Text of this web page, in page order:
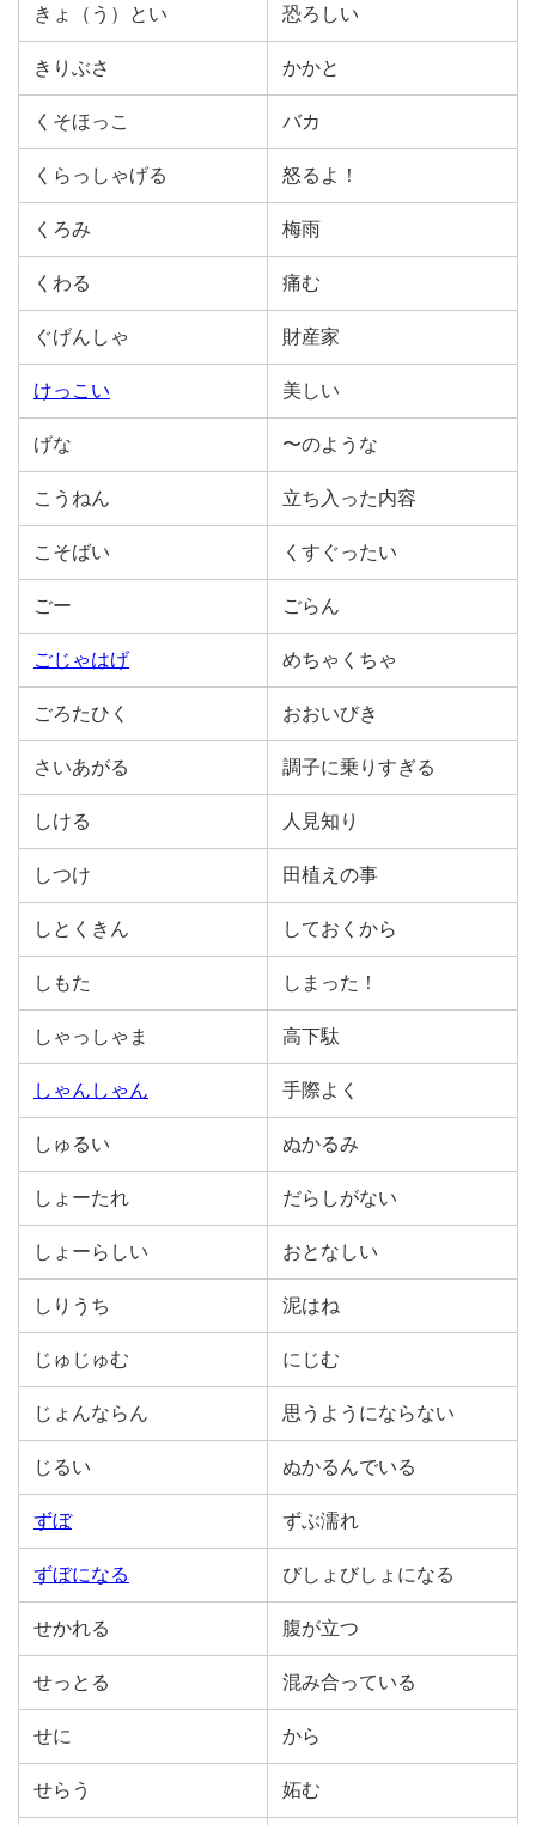
きょ（う）とい 恐ろしい
きりぶさ かかと
くそほっこ バカ
くらっしゃげる 怒るよ！
くろみ 梅雨
くわる 痛む
ぐげんしゃ 財産家
けっこい 美しい
げな 〜のような
こうねん 立ち入った内容
こそばい くすぐったい
ごー ごらん
ごじゃはげ めちゃくちゃ
ごろたひく おおいびき
さいあがる 調子に乗りすぎる
しける 人見知り
しつけ 田植えの事
しとくきん しておくから
しもた しまった！
しゃっしゃま 高下駄
しゃんしゃん 手際よく
しゅるい ぬかるみ
しょーたれ だらしがない
しょーらしい おとなしい
しりうち 泥はね
じゅじゅむ にじむ
じょんならん 思うようにならない
じるい ぬかるんでいる
ずぼ ずぶ濡れ
ずぼになる びしょびしょになる
せかれる 腹が立つ
せっとる 混み合っている
せに から
せらう 妬む